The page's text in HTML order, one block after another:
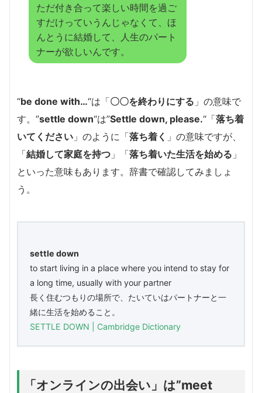
ただ付き合って楽しい時間を過ご
すだけっていうんじゃなくて、ほ
んとうに結婚して、人生のパート
ナーが欲しいんです。
“be done with…“は「〇〇を終わりにする 」の意味で
す。”settle down“は”Settle down, please.“「落ち着
いてください 」のように「落ち着く 」の意味ですが、
「結婚して家庭を持つ 」「落ち着いた生活を始める 」
といった意味もあります。辞書で確認してみましょ
う。
settle down
to start living in a place where you intend to stay for
a long time, usually with your partner
長く住むつもりの場所で、たいていはパートナーと一
緒に生活を始めること。
SETTLE DOWN | Cambridge Dictionary
「オンラインの出会い」は”meet